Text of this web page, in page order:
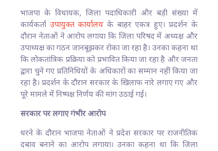
भाजपा के विधायक, जिला पदाधिकारी और बड़ी संख्या में
कार्यकर्ता उपायुक्त कार्यालय के बाहर एकत्र हुए। प्रदर्शन के
दौरान नेताओं ने आरोप लगाया कि जिला परिषद में अध्यक्ष और
उपाध्यक्ष का गठन जानबूझकर रोका जा रहा है। उनका कहना था
कि लोकतांत्रिक प्रक्रिया को प्रभावित किया जा रहा है और जनता
द्वारा चुने गए प्रतिनिधियों के अधिकारों का सम्मान नहीं किया जा
रहा है। प्रदर्शन के दौरान सरकार के खिलाफ नारे लगाए गए और
पूरे मामले में निष्पक्ष निर्णय की मांग उठाई गई।
सरकार पर लगाए गंभीर आरोप
धरने के दौरान भाजपा नेताओं ने प्रदेश सरकार पर राजनीतिक
दबाव बनाने का आरोप लगाया। उनका कहना था कि जिला